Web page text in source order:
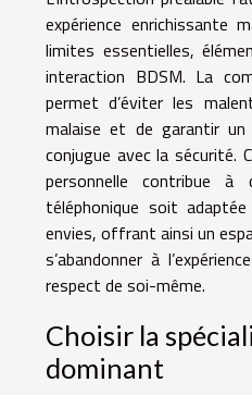
expérience enrichissante
limites essentielles,
interaction BDSM. La
permet d’éviter les
malaise et de garantir
conjugue avec la sécurité.
personnelle contribue à
téléphonique soit
envies, offrant ainsi un
s’abandonner à
respect de soi-même.
Choisir la
dominant